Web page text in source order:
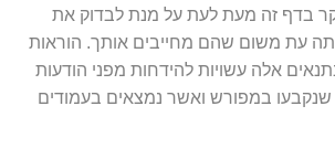
בדף זה מעת לעת על מנת לבדוק את
עת משום שהם מחייבים אותך. הוראות
אלה עשויות להידחות מפני הודעות
במפורש ואשר נמצאים בעמודים